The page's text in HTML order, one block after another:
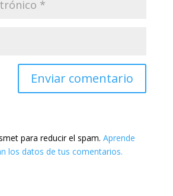
para reducir el spam. Aprende
los datos de tus comentarios.